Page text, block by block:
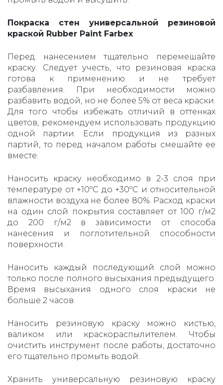
Покраска стен универсальной резиновой
краской Rubber Paint Farbex
Перед нанесением тщательно перемешайте
краску. Следует учесть, что резиновая краска
готова к применению и не требует
разбавления. При необходимости можно
разбавить водой, но не более 5% от веса краски.
Для того чтобы избежать отличий в оттенках
цветов, рекомендуем использовать продукцию
одной партии. Если продукция из разных
партий, то перед началом работы смешайте ее
вместе.
Наносить краску необходимо в 2-3 слоя при
температуре от +10ºС до +30ºС и относительной
влажности воздуха не более 80%. Расход краски
на один слой покрытия составляет от 100 г/м2
до 200 г/м2 в зависимости от способа
нанесения и поглотительной способности
поверхности.
Наносить каждый последующий слой можно
только после полного высыхания предыдущего.
Время высыхания одного слоя краски не
больше 2 часов.
Наносить резиновую краску можно кистью,
валиком или краскораспылителем. Чтобы
очистить инструмент после работы, достаточно
его тщательно промыть водой.
Хранить универсальную резиновую краску